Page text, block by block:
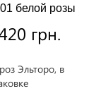
белой розы
грн.